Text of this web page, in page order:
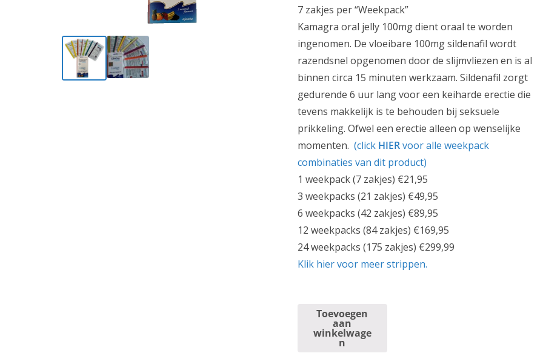
gebaseerd
opklant
waardering
o
r
s
p
r
o
n
k
e
l
i
j
k
e
p
r
u
i
d
i
g
e
p
r
i
j
s
i
s
€
1
7 zakjes per “Weekpack”
Kamagra oral jelly 100mg dient oraal te worden
ingenomen. De vloeibare 100mg sildenafil wordt
razendsnel opgenomen door de slijmvliezen en is al
binnen circa 15 minuten werkzaam. Sildenafil zorgt
gedurende 6 uur lang voor een keiharde erectie die
tevens makkelijk is te behouden bij seksuele
prikkeling. Ofwel een erectie alleen op wenselijke
momenten. (click HIERvoor alle weekpack
combinaties van dit product)
1 weekpack (7 zakjes) €21,95
3 weekpacks (21 zakjes) €49,95
6 weekpacks (42 zakjes) €89,95
12 weekpacks (84 zakjes) €169,95
24 weekpacks (175 zakjes) €299,99
Klik hier voor meer strippen.
Kamagra
oral
Toevoegen
aan
winkelwage
n